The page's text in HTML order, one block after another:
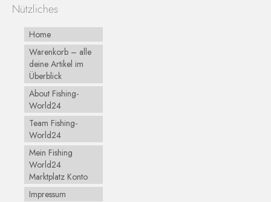
Nützliches
Home
Warenkorb – alle
deine Artikel im
Überblick
About Fishing-
World24
Team Fishing-
World24
Mein Fishing
World24
Marktplatz Konto
Impressum